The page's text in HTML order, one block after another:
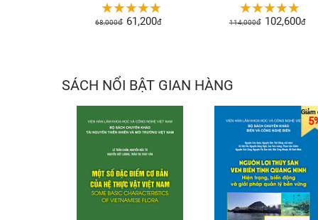
☆☆☆☆☆
68,000đ 61,200đ
☆ ☆ ☆ ☆ ☆
114,000đ 102,600đ
SÁCH NỔI BẬT GIAN HÀNG